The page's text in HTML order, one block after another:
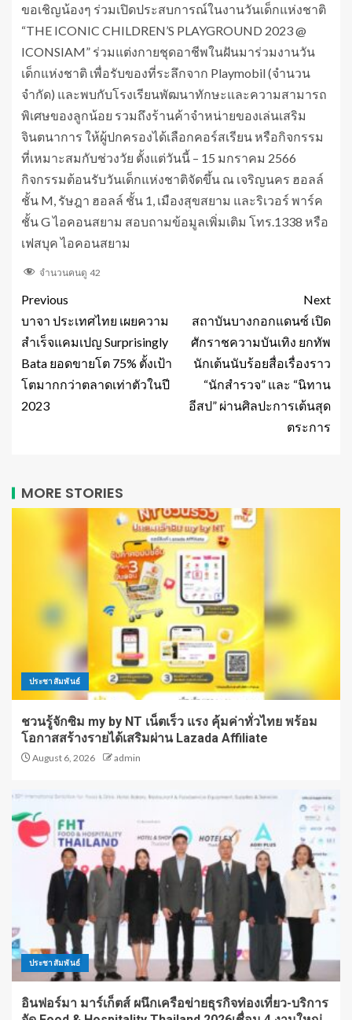
ขอเชิญน้องๆ ร่วมเปิดประสบการณ์ในงานวันเด็กแห่งชาติ
“THE ICONIC CHILDREN’S PLAYGROUND 2023 @
ICONSIAM” ร่วมแต่งกายชุดอาชีพในฝันมาร่วมงานวัน
เด็กแห่งชาติ เพื่อรับของที่ระลึกจาก Playmobil (จำนวน
จำกัด) และพบกับโรงเรียนพัฒนาทักษะและความสามารถ
พิเศษของลูกน้อย รวมถึงร้านค้าจำหน่ายของเล่นเสริม
จินตนาการ ให้ผู้ปกครองได้เลือกคอร์สเรียน หรือกิจกรรม
ที่เหมาะสมกับช่วงวัย ตั้งแต่วันนี้ – 15 มกราคม 2566
กิจกรรมต้อนรับวันเด็กแห่งชาติจัดขึ้น ณ เจริญนคร ฮอลล์
ชั้น M, รัษฎา ฮอลล์ ชั้น 1, เมืองสุขสยาม และริเวอร์ พาร์ค
ชั้น G ไอคอนสยาม สอบถามข้อมูลเพิ่มเติม โทร.1338 หรือ
เฟสบุค ไอคอนสยาม
จำนวนคนดู 42
Previous
บาจา ประเทศไทย เผยความ
สำเร็จแคมเปญ Surprisingly
Bata ยอดขายโต 75% ตั้งเป้า
โตมากกว่าตลาดเท่าตัวในปี
2023
Next
สถาบันบางกอกแดนซ์ เปิด
ศักราชความบันเทิง ยกทัพ
นักเต้นนับร้อยสื่อเรื่องราว
“นักสำรวจ” และ “นิทาน
อีสป” ผ่านศิลปะการเต้นสุด
ตระการ
MORE STORIES
ประชาสัมพันธ์
ชวนรู้จักซิม my by NT เน็ตเร็ว แรง คุ้มค่าทั่วไทย พร้อม
โอกาสสร้างรายได้เสริมผ่าน Lazada Affiliate
August 6, 2026 admin
ประชาสัมพันธ์
อินฟอร์มา มาร์เก็ตส์ ผนึกเครือข่ายธุรกิจท่องเที่ยว-บริการ